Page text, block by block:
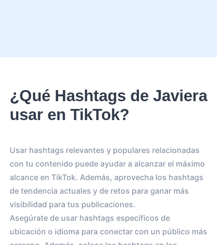
¿Qué Hashtags de Javiera
usar en TikTok?
Usar hashtags relevantes y populares relacionadas
con tu contenido puede ayudar a alcanzar el máximo
alcance en TikTok. Además, aprovecha los hashtags
de tendencia actuales y de retos para ganar más
visibilidad para tus publicaciones.
Asegúrate de usar hashtags específicos de
ubicación o idioma para conectar con un público más